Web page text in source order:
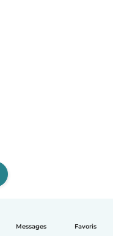
Messages Favoris